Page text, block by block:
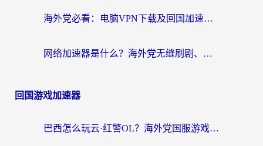
海外党必看：电脑VPN下载及回国加速器选择指南——无缝访问国内资源不再难
网络加速器是什么？海外党无缝刷剧、看NBA的实用指南
回国游戏加速器
巴西怎么玩云·红警OL？海外党国服游戏加速终极攻略（附非洲逆水寒&天下山海低延迟技巧）